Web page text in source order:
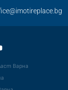
Варна